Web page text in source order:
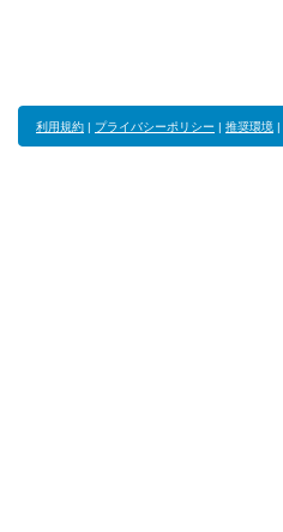
利用規約 | プライバシーポリシー | 推奨環境 |